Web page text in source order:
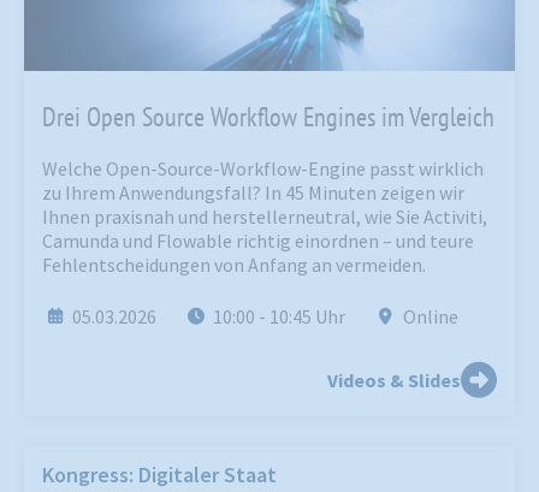
Drei Open Source Workflow Engines im Vergleich
Welche Open-Source-Workflow-Engine passt wirklich
zu Ihrem Anwendungsfall? In 45 Minuten zeigen wir
Ihnen praxisnah und herstellerneutral, wie Sie Activiti,
Camunda und Flowable richtig einordnen – und teure
Fehlentscheidungen von Anfang an vermeiden.
05.03.2026 10:00 - 10:45 Uhr Online
Videos & Slides
Kongress: Digitaler Staat